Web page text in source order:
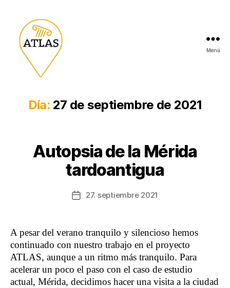
Menú
Día: 27 de septiembre de 2021
Autopsia de la Mérida
tardoantigua
Fecha
entrada
27. septiembre 2021
A pesar del verano tranquilo y silencioso hemos
continuado con nuestro trabajo en el proyecto
ATLAS, aunque a un ritmo más tranquilo. Para
acelerar un poco el paso con el caso de estudio
actual, Mérida, decidimos hacer una visita a la ciudad